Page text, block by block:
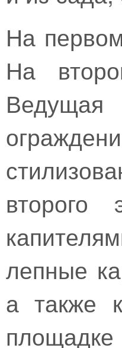
На
На
лепные
а также